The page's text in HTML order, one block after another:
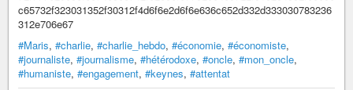
#Maris, #charlie, #charlie_hebdo, #économie, #économiste,
#journaliste, #journalisme, #hétérodoxe, #oncle, #mon_oncle,
#humaniste, #engagement, #keynes, #attentat